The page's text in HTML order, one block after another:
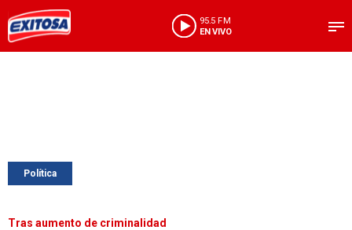
95.5 FM
EN VIVO
Política
Tras aumento de criminalidad